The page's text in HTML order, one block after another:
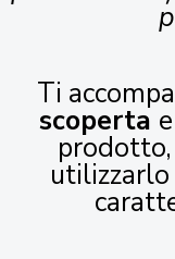
Ti
scoperta e